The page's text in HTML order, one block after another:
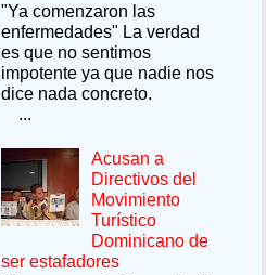
"Ya comenzaron las
enfermedades" La verdad
es que no sentimos
impotente ya que nadie nos
dice nada concreto.
...
Acusan a
Directivos del
Movimiento
Turístico
Dominicano de
ser estafadores